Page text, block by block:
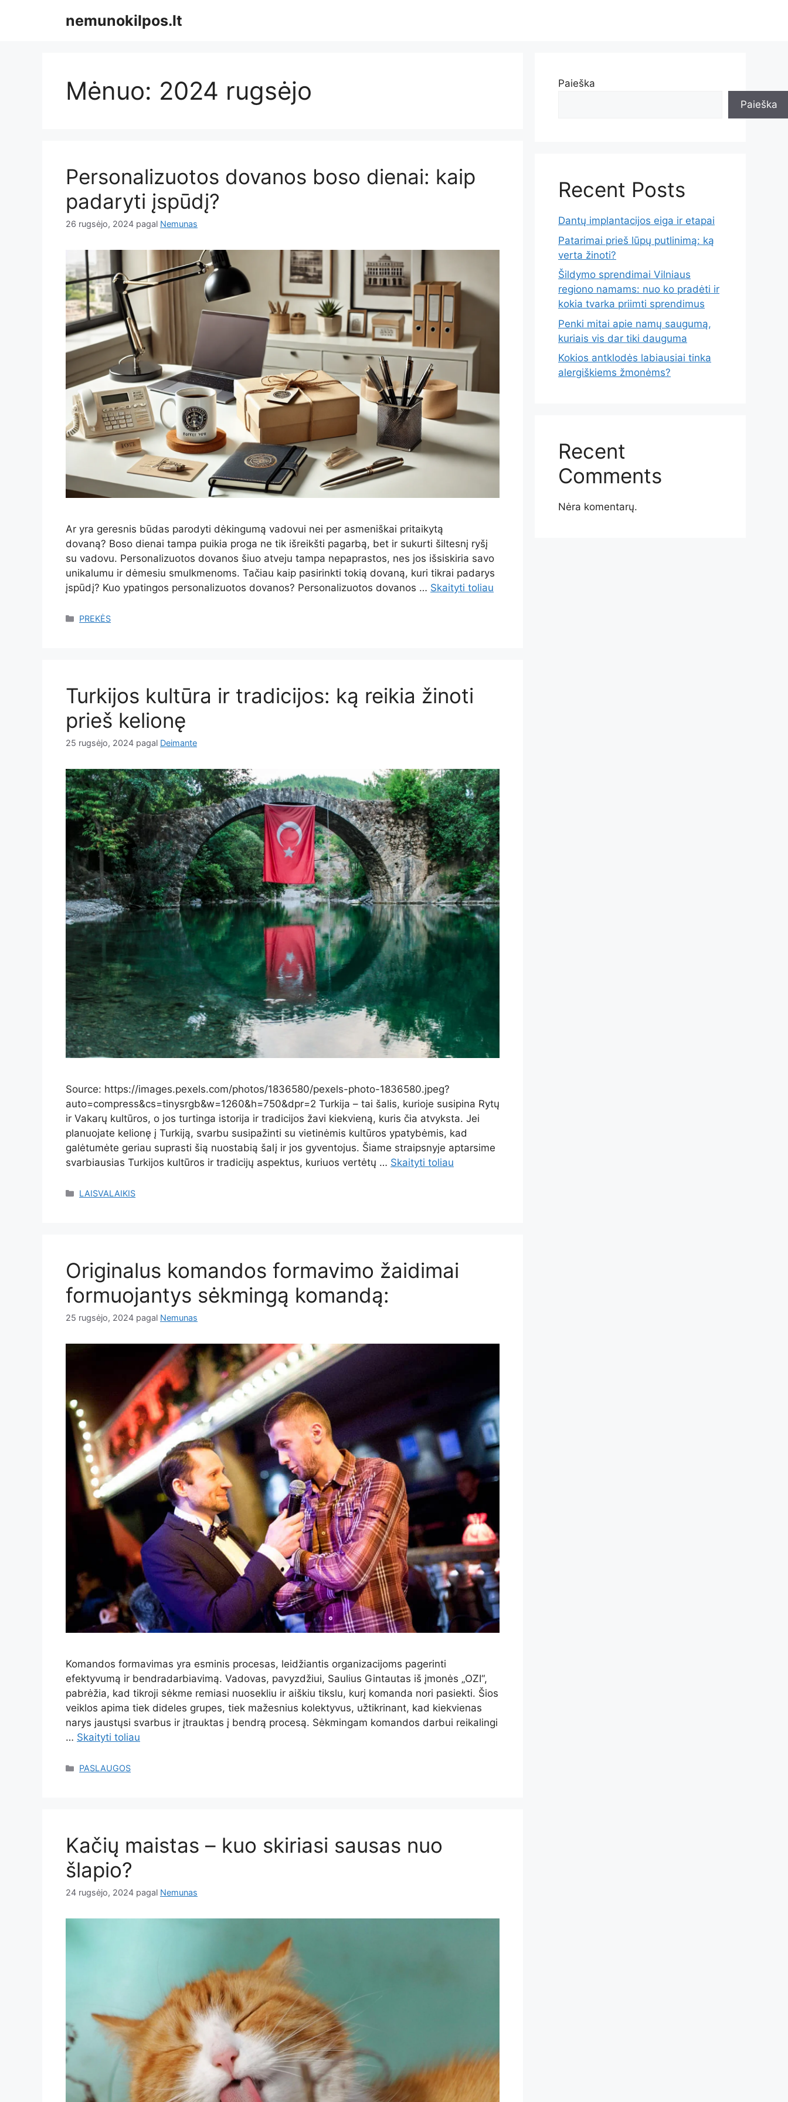
nemunokilpos.lt
Mėnuo: 2024 rugsėjo
Personalizuotos dovanos boso dienai: kaip
padaryti įspūdį?
26 rugsėjo, 2024 pagal Nemunas
Ar yra geresnis būdas parodyti dėkingumą vadovui nei per asmeniškai pritaikytą
dovaną? Boso dienai tampa puikia proga ne tik išreikšti pagarbą, bet ir sukurti šiltesnį ryšį
su vadovu. Personalizuotos dovanos šiuo atveju tampa nepaprastos, nes jos išsiskiria savo
unikalumu ir dėmesiu smulkmenoms. Tačiau kaip pasirinkti tokią dovaną, kuri tikrai padarys
įspūdį? Kuo ypatingos personalizuotos dovanos? Personalizuotos dovanos … Skaityti toliau
Kategorijos
PREKĖS
Turkijos kultūra ir tradicijos: ką reikia žinoti
prieš kelionę
25 rugsėjo, 2024 pagal Deimante
Source: https://images.pexels.com/photos/1836580/pexels-photo-1836580.jpeg?
auto=compress&cs=tinysrgb&w=1260&h=750&dpr=2 Turkija – tai šalis, kurioje susipina Rytų
ir Vakarų kultūros, o jos turtinga istorija ir tradicijos žavi kiekvieną, kuris čia atvyksta. Jei
planuojate kelionę į Turkiją, svarbu susipažinti su vietinėmis kultūros ypatybėmis, kad
galėtumėte geriau suprasti šią nuostabią šalį ir jos gyventojus. Šiame straipsnyje aptarsime
svarbiausias Turkijos kultūros ir tradicijų aspektus, kuriuos vertėtų … Skaityti toliau
Kategorijos
LAISVALAIKIS
Originalus komandos formavimo žaidimai
formuojantys sėkmingą komandą:
25 rugsėjo, 2024 pagal Nemunas
Komandos formavimas yra esminis procesas, leidžiantis organizacijoms pagerinti
efektyvumą ir bendradarbiavimą. Vadovas, pavyzdžiui, Saulius Gintautas iš įmonės „OZI“,
pabrėžia, kad tikroji sėkme remiasi nuosekliu ir aiškiu tikslu, kurį komanda nori pasiekti. Šios
veiklos apima tiek dideles grupes, tiek mažesnius kolektyvus, užtikrinant, kad kiekvienas
narys jaustųsi svarbus ir įtrauktas į bendrą procesą. Sėkmingam komandos darbui reikalingi
… Skaityti toliau
Kategorijos
PASLAUGOS
Kačių maistas – kuo skiriasi sausas nuo
šlapio?
24 rugsėjo, 2024 pagal Nemunas
Paieška
Paieška
Recent Posts
Dantų implantacijos eiga ir etapai
Patarimai prieš lūpų putlinimą: ką
verta žinoti?
Šildymo sprendimai Vilniaus
regiono namams: nuo ko pradėti ir
kokia tvarka priimti sprendimus
Penki mitai apie namų saugumą,
kuriais vis dar tiki dauguma
Kokios antklodės labiausiai tinka
alergiškiems žmonėms?
Recent
Comments
Nėra komentarų.